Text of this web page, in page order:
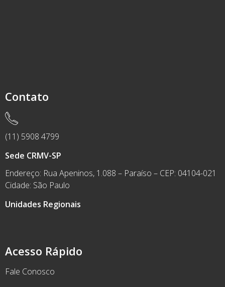
Acesso Rápido
Fale Conosco
Contato
(11) 5908 4799
Sede CRMV-SP
Endereço: Rua Apeninos, 1.088 – Paraíso – CEP: 04104-021
Cidade: São Paulo
Unidades Regionais